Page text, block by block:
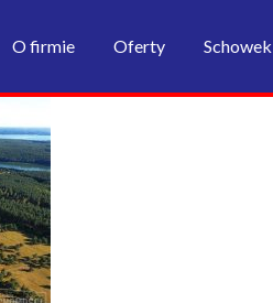
O firmie Oferty Schowek